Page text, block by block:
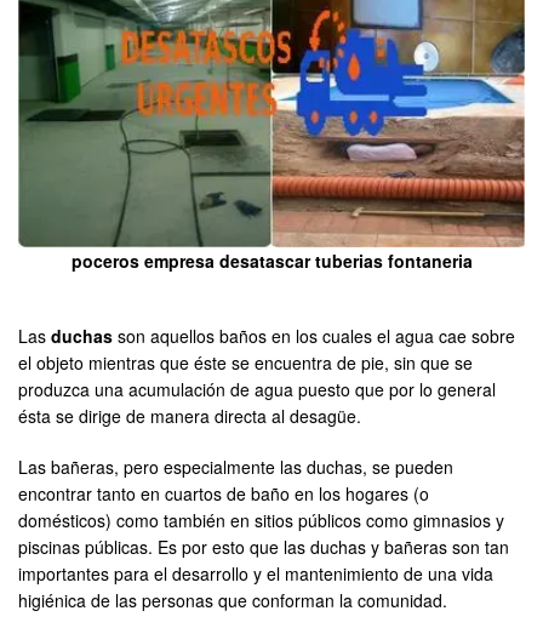
poceros empresa desatascar tuberias fontaneria
Las duchas son aquellos baños en los cuales el agua cae sobre
el objeto mientras que éste se encuentra de pie, sin que se
produzca una acumulación de agua puesto que por lo general
ésta se dirige de manera directa al desagüe.
Las bañeras, pero especialmente las duchas, se pueden
encontrar tanto en cuartos de baño en los hogares (o
domésticos) como también en sitios públicos como gimnasios y
piscinas públicas. Es por esto que las duchas y bañeras son tan
importantes para el desarrollo y el mantenimiento de una vida
higiénica de las personas que conforman la comunidad.